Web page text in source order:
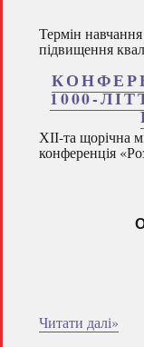
Термін
підвищення
1000-
ХІІ-та щорічна
конференція
Читати далі»